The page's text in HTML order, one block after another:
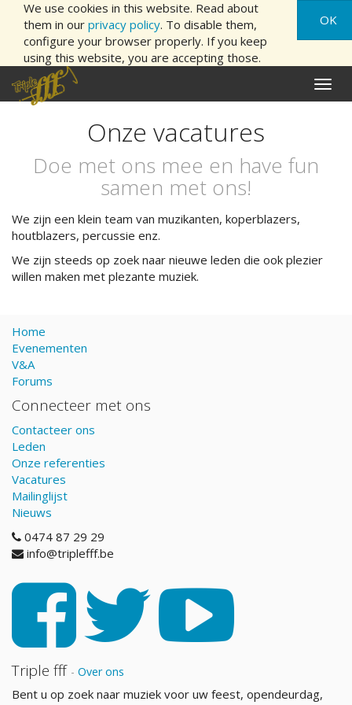
We use cookies in this website. Read about
them in our privacy policy. To disable them,
configure your browser properly. If you keep
using this website, you are accepting those.
OK
aan/
Onze vacatures
Doe met ons mee en have fun
samen met ons!
We zijn een klein team van muzikanten, koperblazers,
houtblazers, percussie enz.
We zijn steeds op zoek naar nieuwe leden die ook plezier
willen maken met plezante muziek.
Home
Evenementen
V&A
Forums
Connecteer met ons
Contacteer ons
Leden
Onze referenties
Vacatures
Mailinglijst
Nieuws
0474 87 29 29
info@triplefff.be
Triple fff - Over ons
Bent u op zoek naar muziek voor uw feest, opendeurdag,